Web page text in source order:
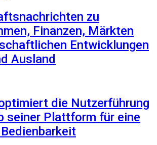
zu
Finanzen, Märkten
Entwicklungen
Ausland
die Nutzerführung
seiner Plattform für eine